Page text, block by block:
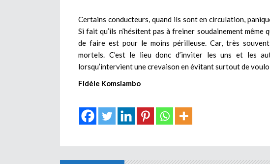
Certains conducteurs, quand ils sont en circulation,
Si fait qu’ils n’hésitent pas à freiner soudainement
de faire est pour le moins périlleuse. Car, très
mortels. C’est le lieu donc d’inviter les uns et les
lorsqu’intervient une crevaison en évitant surtout de
Fidèle Komsiambo